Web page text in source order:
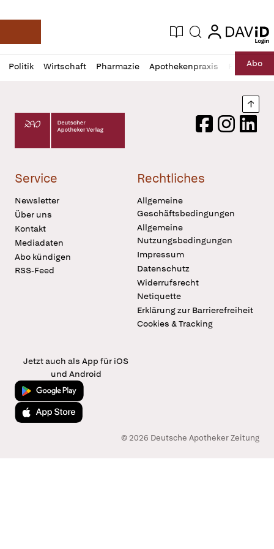
Deutsche Apotheker Zeitung
Aktuelle Ausgabe
Suche login
login
Politik Wirtschaft Pharmazie Apothekenpraxis RechtAbo
Profil
öffnen
Daz
Pur
Deutscher Apotheker Verlag Logo
FacebookInstagram
Service
Newsletter
Über uns
Kontakt
Mediadaten
Abo kündigen
RSS-Feed
Rechtliches
Allgemeine
Geschäftsbedingungen
Allgemeine
Nutzungsbedingungen
Impressum
Datenschutz
Widerrufsrecht
Netiquette
Erklärung zur Barrierefreiheit
Cookies & Tracking
Jetzt auch als App für iOS
und Android
Jetzt bei Google Play
Laden im App Store
© 2026 Deutsche Apotheker Zeitung